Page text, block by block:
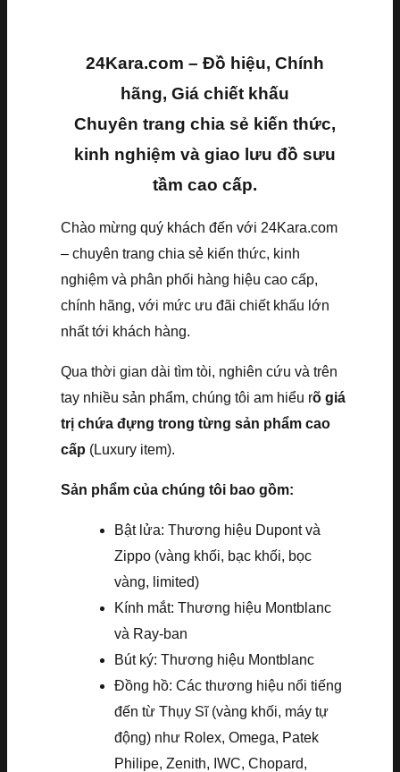
24Kara.com – Đồ hiệu, Chính
hãng, Giá chiết khấu
Chuyên trang chia sẻ kiến thức,
kinh nghiệm và giao lưu đồ sưu
tầm cao cấp.
Chào mừng quý khách đến với 24Kara.com
– chuyên trang chia sẻ kiến thức, kinh
nghiệm và phân phối hàng hiệu cao cấp,
chính hãng, với mức ưu đãi chiết khấu lớn
nhất tới khách hàng.
Qua thời gian dài tìm tòi, nghiên cứu và trên
tay nhiều sản phẩm, chúng tôi am hiểu rõ giá
trị chứa đựng trong từng sản phẩm cao
cấp (Luxury item).
Sản phẩm của chúng tôi bao gồm:
Bật lửa: Thương hiệu Dupont và
Zippo (vàng khối, bạc khối, bọc
vàng, limited)
Kính mắt: Thương hiệu Montblanc
và Ray-ban
Bút ký: Thương hiệu Montblanc
Đồng hồ: Các thương hiệu nổi tiếng
đến từ Thụy Sĩ (vàng khối, máy tự
động) như Rolex, Omega, Patek
Philipe, Zenith, IWC, Chopard,